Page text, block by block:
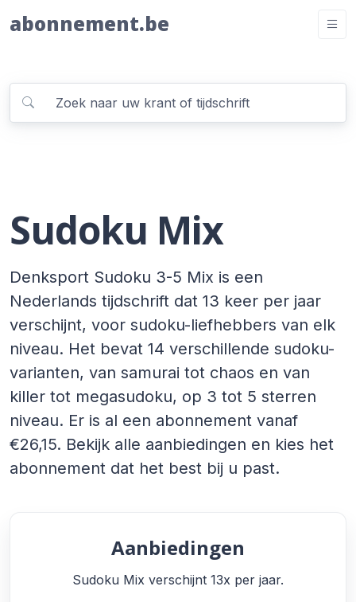
abonnement.be
Sudoku Mix
Denksport Sudoku 3-5 Mix is een
Nederlands tijdschrift dat 13 keer per jaar
verschijnt, voor sudoku-liefhebbers van elk
niveau. Het bevat 14 verschillende sudoku-
varianten, van samurai tot chaos en van
killer tot megasudoku, op 3 tot 5 sterren
niveau. Er is al een abonnement vanaf
€26,15. Bekijk alle aanbiedingen en kies het
abonnement dat het best bij u past.
Aanbiedingen
Sudoku Mix verschijnt 13x per jaar.